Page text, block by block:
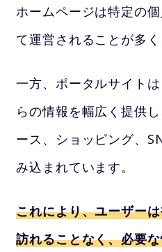
ホームページは特定の
て運営されることが多
一方、ポータルサイト
らの情報を幅広く提供
ース、ショッピング、
み込まれています。
これにより、ユーザー
訪れることなく、必要